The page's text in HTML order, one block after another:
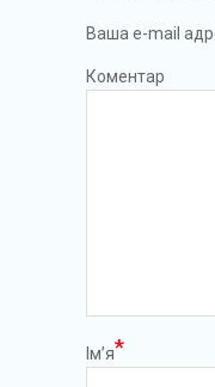
Ваша e-mail
Коментар
Ім’я*